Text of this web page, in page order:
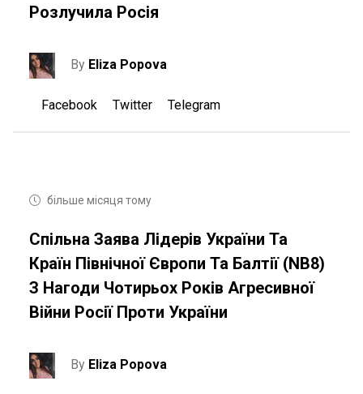
Розлучила Росія
By Eliza Popova
Facebook Twitter Telegram
більше місяця тому
Спільна Заява Лідерів України Та
Країн Північної Європи Та Балтії (NB8)
З Нагоди Чотирьох Років Агресивної
Війни Росії Проти України
By Eliza Popova